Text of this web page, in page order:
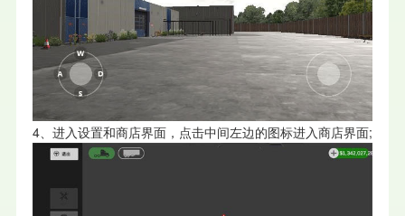
4、进入设置和商店界面，点击中间左边的图标进入商店界面;